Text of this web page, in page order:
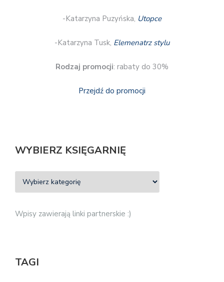
-Katarzyna Puzyńska, Utopce
-Katarzyna Tusk, Elemenatrz stylu
Rodzaj promocji: rabaty do 30%
Przejdź do promocji
WYBIERZ KSIĘGARNIĘ
Wpisy zawierają linki partnerskie :)
TAGI